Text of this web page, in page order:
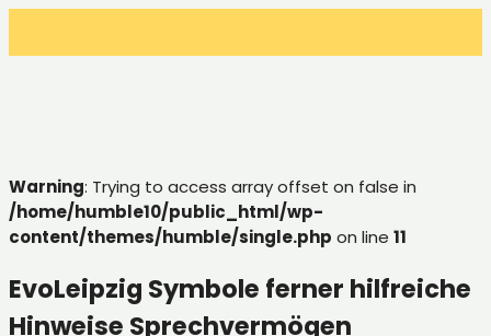
Warning: Trying to access array offset on false in
/home/humble10/public_html/wp-
content/themes/humble/single.php on line 11
EvoLeipzig Symbole ferner hilfreiche
Hinweise Sprechvermögen